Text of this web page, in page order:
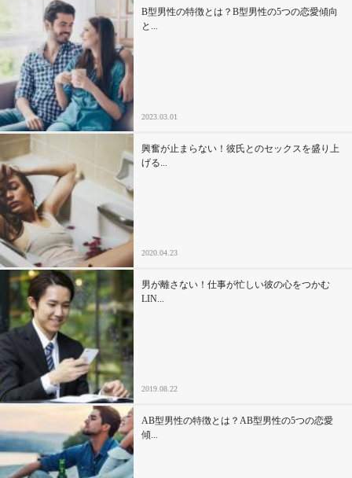
B型男性の特徴とは？B型男性の5つの恋愛傾向
と...
2023.03.01
興奮が止まらない！彼氏とのセックスを盛り上
げる...
2020.04.23
男が離さない！仕事が忙しい彼の心をつかむ
LIN...
2019.08.22
AB型男性の特徴とは？AB型男性の5つの恋愛
傾...